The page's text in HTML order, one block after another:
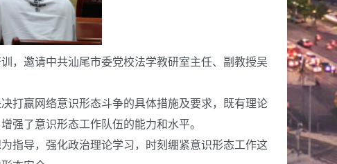
邀请中共汕尾市委党校法学教研室主任、副教授吴
赢网络意识形态斗争的具体措施及要求，既有理论
强了意识形态工作队伍的能力和水平。
导，强化政治理论学习，时刻绷紧意识形态工作这